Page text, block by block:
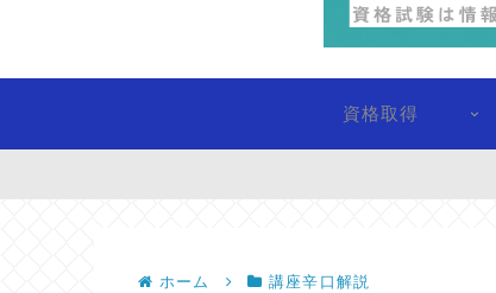
資格取得
ホーム 講座辛口解説